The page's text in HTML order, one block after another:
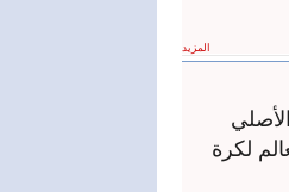
المزيد
الأصلي
لتبلغ دور 16 لكأس العالم لكرة